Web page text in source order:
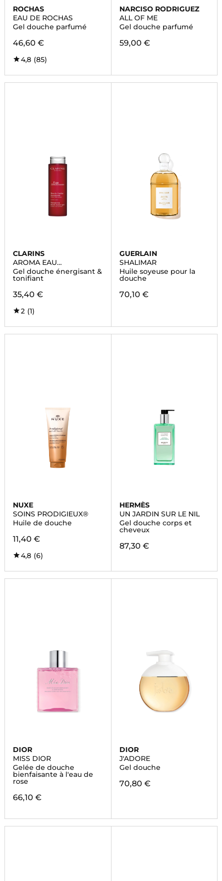
ROCHAS
EAU DE ROCHAS
Gel douche parfumé
46,60 €
4,8 (85)
NARCISO RODRIGUEZ
ALL OF ME
Gel douche parfumé
59,00 €
CLARINS
AROMA EAU
DYNAMISANTE
Gel douche énergisant &
tonifiant
35,40 €
2 (1)
GUERLAIN
SHALIMAR
Huile soyeuse pour la
douche
70,10 €
NUXE
SOINS PRODIGIEUX®
Huile de douche
11,40 €
4,8 (6)
HERMÈS
UN JARDIN SUR LE NIL
Gel douche corps et
cheveux
87,30 €
DIOR
MISS DIOR
Gelée de douche
bienfaisante à l'eau de
rose
66,10 €
DIOR
J'ADORE
Gel douche
70,80 €